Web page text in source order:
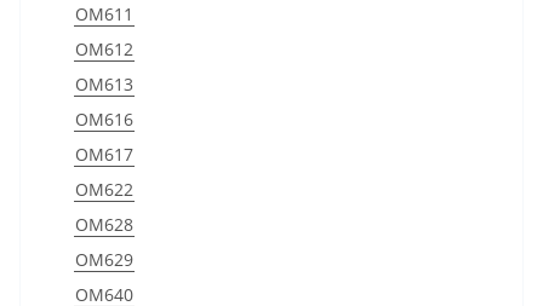
OM611
OM612
OM613
OM616
OM617
OM622
OM628
OM629
OM640